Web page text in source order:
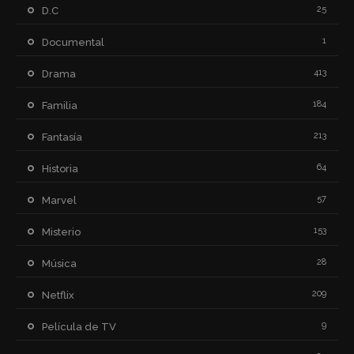
D.C 25
Documental 1
Drama 413
Familia 184
Fantasía 213
Historia 64
Marvel 57
Misterio 153
Música 28
Netflix 209
Película de TV 9